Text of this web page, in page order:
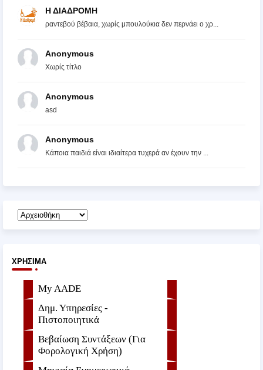
Η ΔΙΑΔΡΟΜΗ
ραντεβού βέβαια, χωρίς μπουλούκια δεν περνάει ο χρ...
Anonymous
Χωρίς τίτλο
Anonymous
asd
Anonymous
Κάποια παιδιά είναι ιδιαίτερα τυχερά αν έχουν την ...
ΧΡΉΣΙΜΑ
My AADE
Δημ. Υπηρεσίες -
Πιστοποιητικά
Βεβαίωση Συντάξεων (Για
Φορολογική Χρήση)